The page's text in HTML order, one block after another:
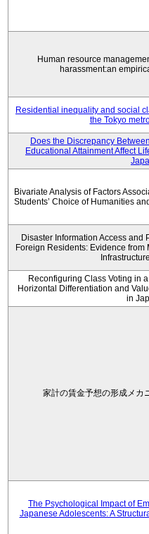
Human resource
harassment:an
Residential inequality and social
the Tokyo
Does the Discrepancy
Educational Attainment Affect
Bivariate Analysis of Factors
Students’ Choice of Humanities
Disaster Information Access
Foreign Residents: Evidence
Reconfiguring Class Voting in
Horizontal Differentiation and
in
家計の賃金予想の形成メカ
The Psychological Impact of
Japanese Adolescents: A